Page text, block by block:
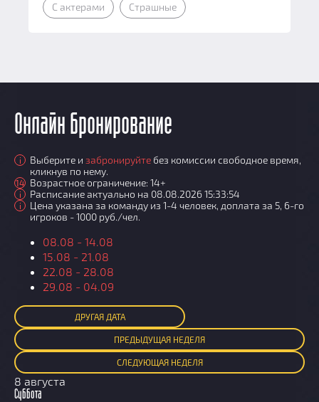
С актерами Страшные
Онлайн бронирование
i Выберите и забронируйте без комиссии свободное время,
кликнув по нему.
14 Возрастное ограничение: 14+
i Расписание актуально на 08.08.2026 15:33:54
i
Цена указана за команду из 1-4 человек, доплата за 5, 6-го
игроков - 1000 руб./чел.
08.08 - 14.08
15.08 - 21.08
22.08 - 28.08
29.08 - 04.09
ДРУГАЯ ДАТА
ПРЕДЫДУЩАЯ НЕДЕЛЯ
СЛЕДУЮЩАЯНЕДЕЛЯ
8 августа
Суббота